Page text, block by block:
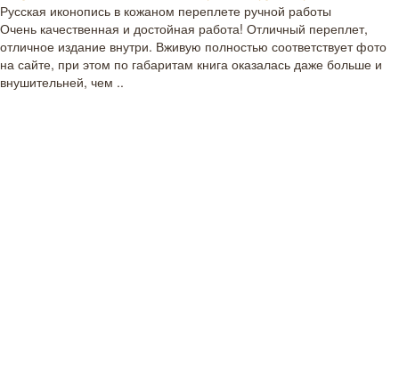
Русская иконопись в кожаном переплете ручной работы
Очень качественная и достойная работа! Отличный переплет,
отличное издание внутри. Вживую полностью соответствует фото
на сайте, при этом по габаритам книга оказалась даже больше и
внушительней, чем ..